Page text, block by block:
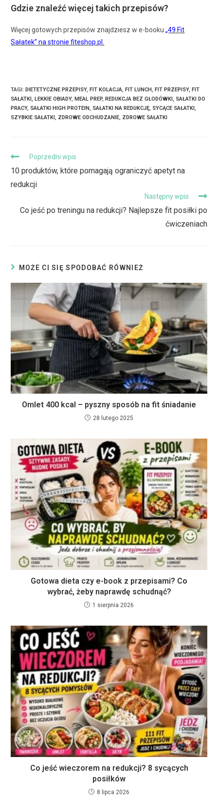
Gdzie znaleźć więcej takich przepisów?
Więcej gotowych przepisów znajdziesz w e-booku„49 Fit
Sałatek” na stronie fiteshop.pl.
TAGI: DIETETYCZNE PRZEPISY, FIT KOLACJA, FIT LUNCH, FIT PRZEPISY, FIT
SAŁATKI, LEKKIE OBIADY, MEAL PREP, REDUKCJA BEZ GŁODÓWKI, SAŁATKI DO
PRACY, SAŁATKI HIGH PROTEIN, SAŁATKI NA REDUKCJĘ, SYCĄCE SAŁATKI,
SZYBKIE SAŁATKI, ZDROWE ODCHUDZANIE, ZDROWE SAŁATKI
Poprzedni wpis
10 produktów, które pomagają ograniczyć apetyt na
redukcji
Następny wpis
Co jeść po treningu na redukcji? Najlepsze fit posiłki po
ćwiczeniach
MOŻE CI SIĘ SPODOBAĆ RÓWNIEŻ
Omlet 400 kcal – pyszny sposób na fit śniadanie
28 lutego 2025
Gotowa dieta czy e-book z przepisami? Co
wybrać, żeby naprawdę schudnąć?
1 sierpnia 2026
Co jeść wieczorem na redukcji? 8 sycących
posiłków
8 lipca 2026